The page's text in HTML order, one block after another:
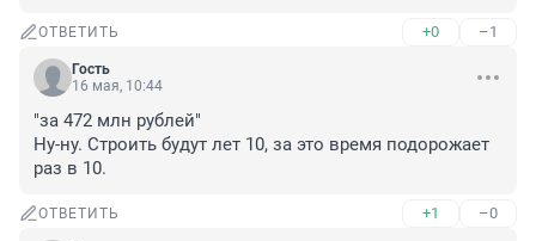
ОТВЕТИТЬ +0 –1
Гость
16 мая, 10:44
"за 472 млн рублей"
Ну-ну. Строить будут лет 10, за это время подорожает
раз в 10.
ОТВЕТИТЬ +1 –0